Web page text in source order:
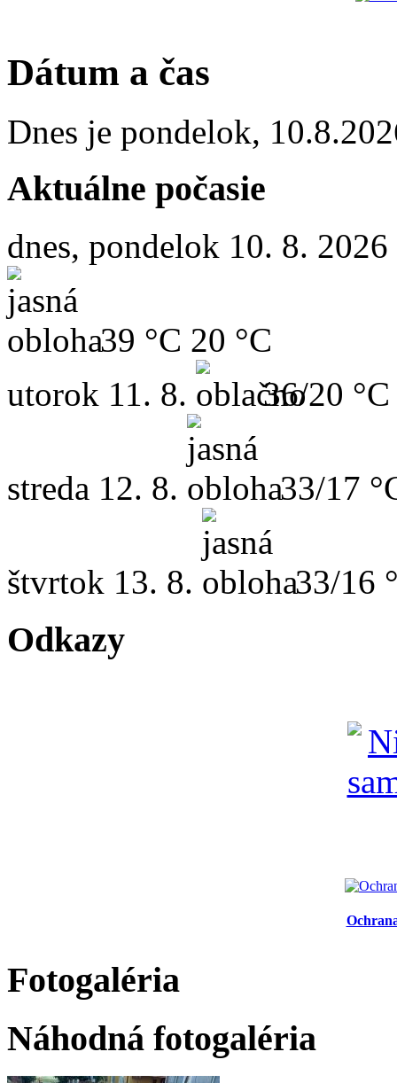
Dátum a čas
Dnes je pondelok,
Aktuálne počasie
dnes, pondelok 10. 8. 2026
39 °C 20 °C
utorok 11. 8. 36/20 °C
streda 12. 8. 33/17
štvrtok 13. 8. 33/16
Odkazy
Fotogaléria
Náhodná fotogaléria